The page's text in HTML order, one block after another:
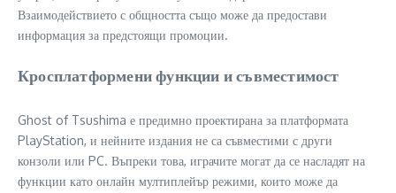
Взаимодействието с общността също може да предостави
информация за предстоящи промоции.
Кросплатформени функции и съвместимост
Ghost of Tsushima е предимно проектирана за платформата
PlayStation, и нейните издания не са съвместими с други
конзоли или PC. Въпреки това, играчите могат да се насладят на
функции като онлайн мултиплейър режими, които може да